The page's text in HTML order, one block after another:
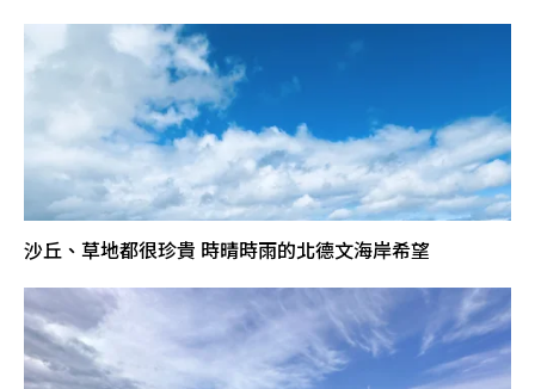
沙丘、草地都很珍貴 時晴時雨的北德文海岸希望